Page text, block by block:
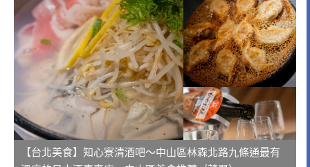
【台北美食】知心寮清酒吧～中山區林森北路九條通最有